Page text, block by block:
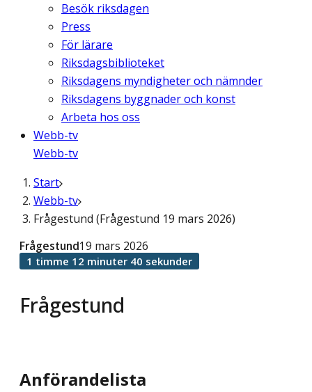
Besök riksdagen
Press
För lärare
Riksdagsbiblioteket
Riksdagens myndigheter och nämnder
Riksdagens byggnader och konst
Arbeta hos oss
Webb-tv
Webb-tv
Start
Webb-tv
Frågestund (Frågestund 19 mars 2026)
Frågestund
Frågestund19 mars 2026
1 timme 12 minuter 40 sekunder
Anförandelista